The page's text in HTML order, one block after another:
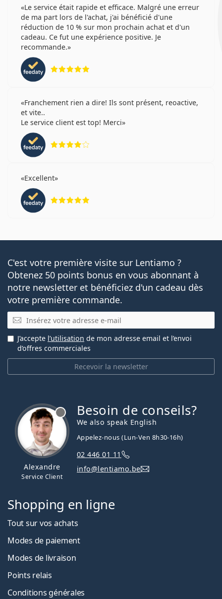
Le service était rapide et efficace. Malgré une erreur
de ma part lors de l'achat, j'ai bénéficié d'une
réduction de 10 % sur mon prochain achat et d'un
cadeau. Ce fut une expérience positive. Je
recommande.
Franchement rien a dire! Ils sont présent, reoactive,
et vite..
Le service client est top! Merci
Excellent
C'est votre première visite sur Lentiamo ?
Obtenez 50 points bonus en vous abonnant à
notre newsletter et bénéficiez d'un cadeau dès
votre première commande.
E-mail
Recevoir la newsletter
J’accepte l’utilisation de mon adresse email et l’envoi
d’offres commerciales
Alexandre
Service Client
Besoin de conseils?
We also speak English
Appelez-nous (Lun-Ven 8h30-16h)
02 446 01 11
info@lentiamo.be
Shopping en ligne
Tout sur vos achats
Modes de paiement
Modes de livraison
Points relais
Conditions générales